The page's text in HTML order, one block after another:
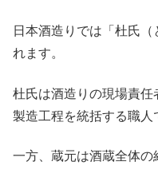
日本酒造りでは「杜氏
れます。
杜氏は酒造りの現場責
製造工程を統括する職人
一方、蔵元は酒蔵全体の